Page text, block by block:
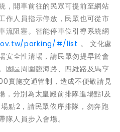
，開車前往的民眾可提前至網站
作人員指示停放，民眾也可從市
流阻塞。智能停車位引導系統網
parking/#/list 。 文化處
安全性清場，請民眾勿提早於會
園區周圍臨海路、四維路及馬亨
實施交通管制，造成不便敬請見
，分別為太皇殿前排隊進場點1及
點2，請民眾依序排隊，勿奔跑
人員步入會場。